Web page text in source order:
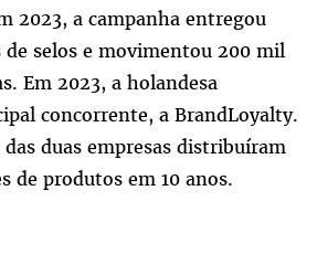
2023, a campanha entregou
selos e movimentou 200 mil
Em 2023, a holandesa
concorrente, a BrandLoyalty.
duas empresas distribuíram
de produtos em 10 anos.